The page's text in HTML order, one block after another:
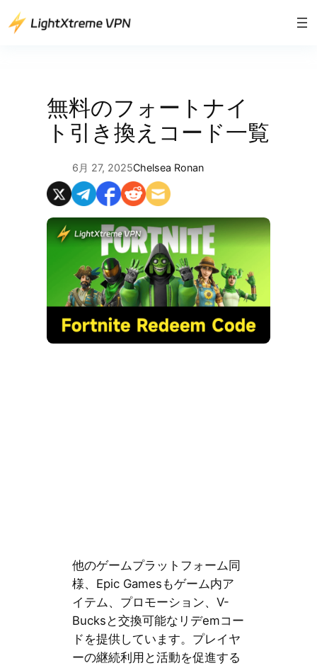
容
無料のフォートナイ
ト引き換えコード一覧
6月 27, 2025Chelsea Ronan
他のゲームプラットフォーム同
様、Epic Gamesもゲーム内ア
イテム、プロモーション、V-
Bucksと交換可能なリデemコー
ドを提供しています。プレイヤ
ーの継続利用と活動を促進する